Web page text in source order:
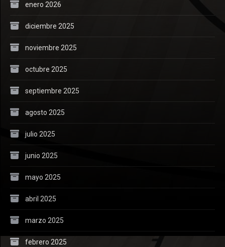
enero 2026
diciembre 2025
noviembre 2025
octubre 2025
septiembre 2025
agosto 2025
julio 2025
junio 2025
mayo 2025
abril 2025
marzo 2025
febrero 2025